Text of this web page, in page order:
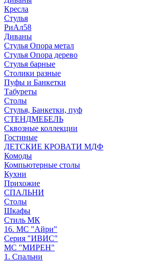
Кресла
Стулья
РиАл58
Диваны
Стулья Опора метал
Стулья Опора дерево
Стулья барные
Столики разные
Пуфы и Банкетки
Табуреты
Столы
Стулья, Банкетки, пуф
СТЕНДМЕБЕЛЬ
Сквозные коллекции
Гостиные
ДЕТСКИЕ КРОВАТИ МДФ
Комоды
Компьютерные столы
Кухни
Прихожие
СПАЛЬНИ
Столы
Шкафы
Стиль МК
16. МС "Айри"
Серия "ИВИС"
МС "МИРЕН"
1. Спальни